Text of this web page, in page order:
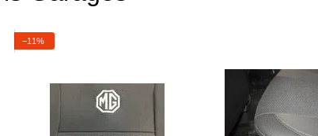
−11%